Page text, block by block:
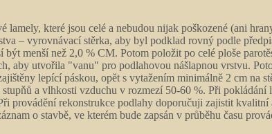
lamely, které jsou celé a nebudou nijak poškozené (ani
– vyrovnávací stěrka, aby byl podklad rovný podle
menší než 2,0 % CM. Potom položit po celé ploše
aby utvořila "vanu" pro podlahovou nášlapnou vrstvu.
lepící páskou, opět s vytažením minimálně 2 cm na
a vlhkosti vzduchu v rozmezí 50-60 %. Při pokládání
provádění rekonstrukce podlahy doporučuji zajistit
o stavbě, ve kterém bude zapsán v průběhu času